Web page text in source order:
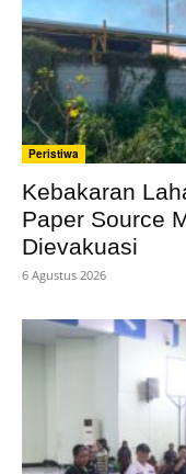
Peristiwa
Kebakaran
Paper Source
Dievakuasi
6 Agustus 2026